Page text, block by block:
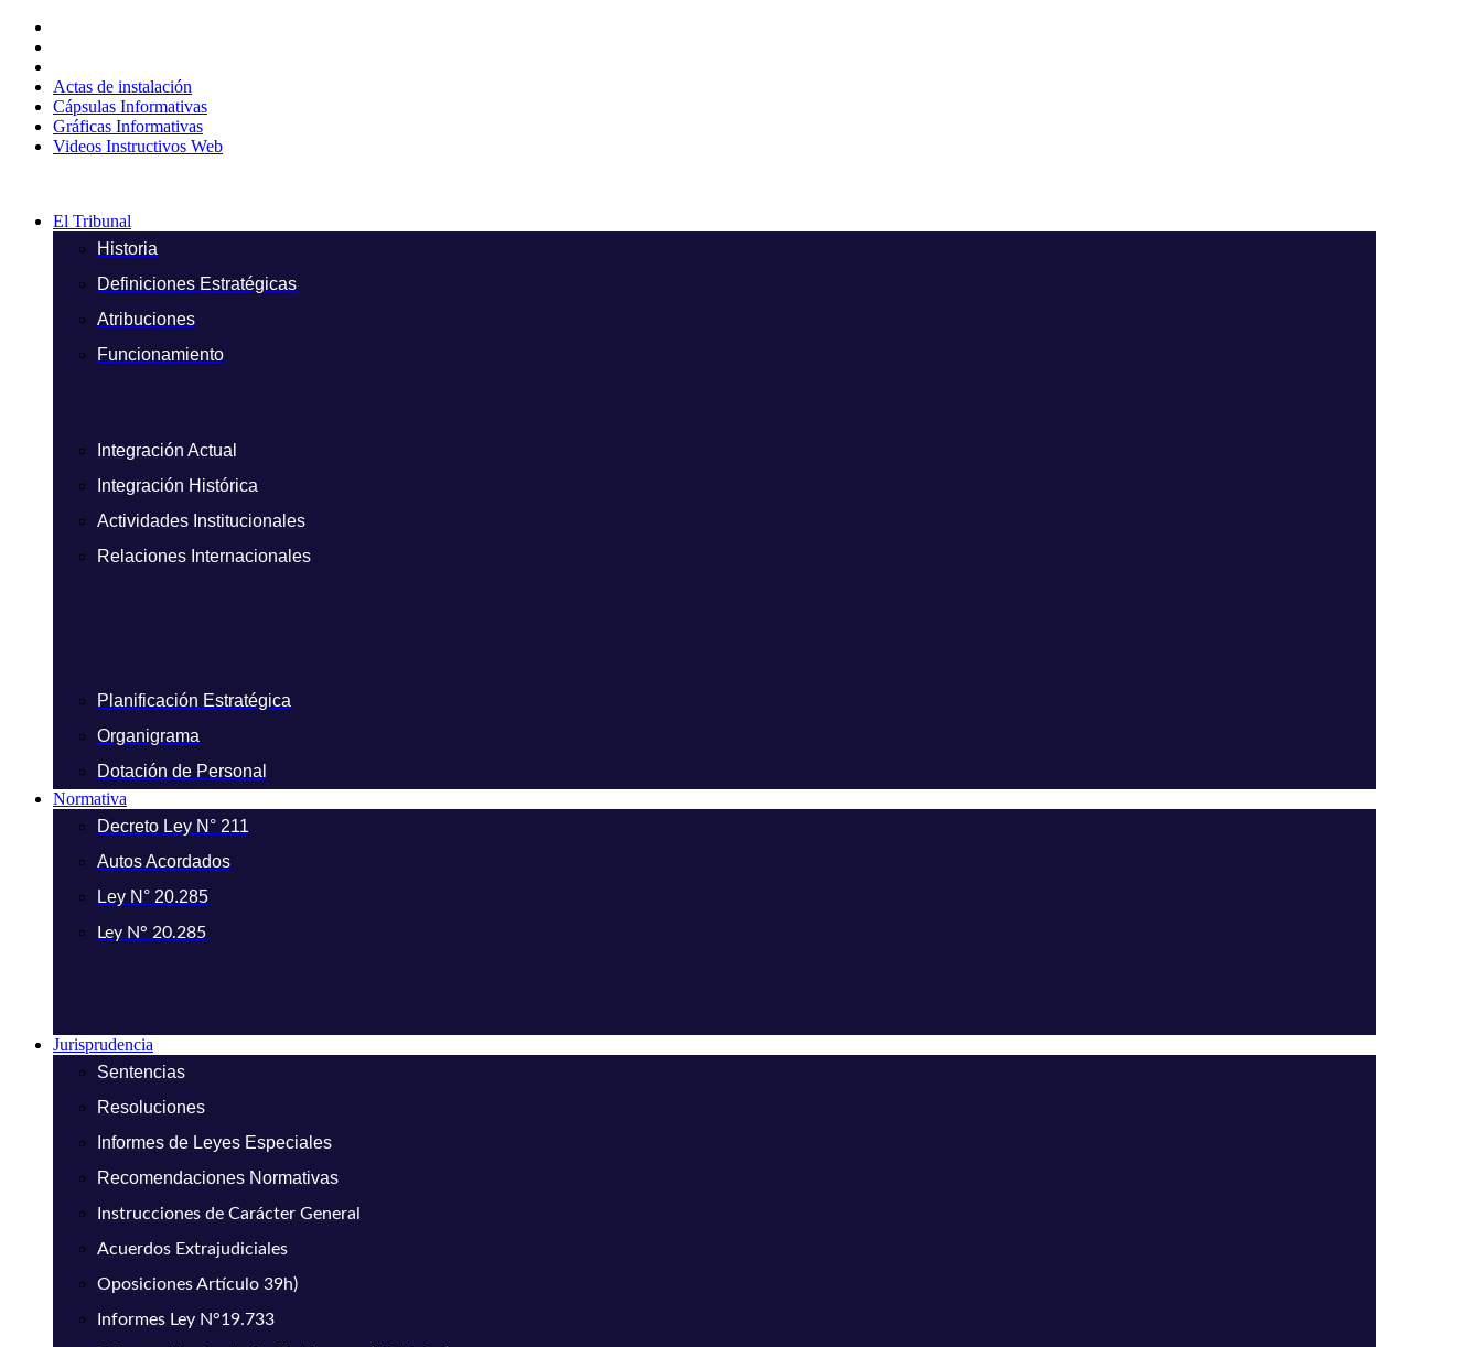
contenido
Actas de instalación
Cápsulas Informativas
Gráficas Informativas
Videos Instructivos Web
El Tribunal
Historia
Definiciones Estratégicas
Atribuciones
Funcionamiento
Integración Actual
Integración Histórica
Actividades Institucionales
Relaciones Internacionales
Planificación Estratégica
Organigrama
Dotación de Personal
Normativa
Decreto Ley N° 211
Autos Acordados
Ley N° 20.285
Ley N° 20.285
Jurisprudencia
Sentencias
Resoluciones
Informes de Leyes Especiales
Recomendaciones Normativas
Instrucciones de Carácter General
Acuerdos Extrajudiciales
Oposiciones Artículo 39h)
Informes Ley N°19.733